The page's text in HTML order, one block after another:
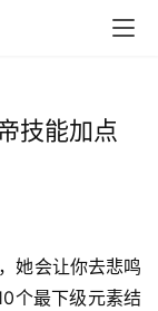
技能加点
她会让你去悲鸣
个最下级元素结